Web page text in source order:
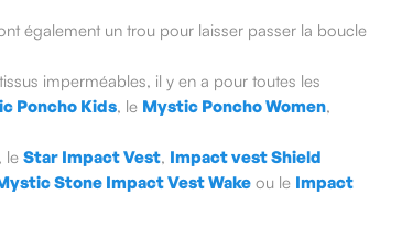
également un trou pour laisser passer la boucle
imperméables, il y en a pour toutes les
Poncho Kids, le Mystic Poncho Women,
, le Star Impact Vest, Impact vest Shield
Stone Impact Vest Wake ou le Impact